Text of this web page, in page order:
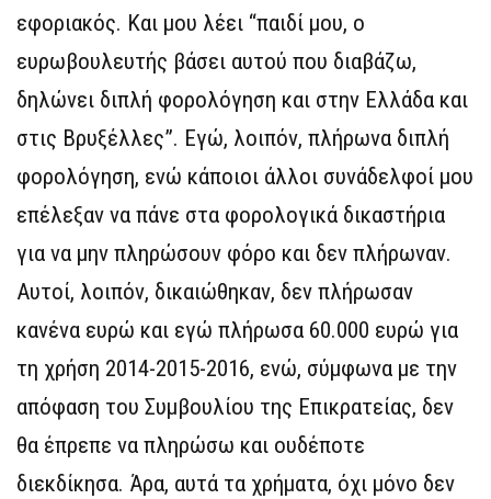
εφοριακός. Και μου λέει “παιδί μου, ο
ευρωβουλευτής βάσει αυτού που διαβάζω,
δηλώνει διπλή φορολόγηση και στην Ελλάδα και
στις Βρυξέλλες”. Εγώ, λοιπόν, πλήρωνα διπλή
φορολόγηση, ενώ κάποιοι άλλοι συνάδελφοί μου
επέλεξαν να πάνε στα φορολογικά δικαστήρια
για να μην πληρώσουν φόρο και δεν πλήρωναν.
Αυτοί, λοιπόν, δικαιώθηκαν, δεν πλήρωσαν
κανένα ευρώ και εγώ πλήρωσα 60.000 ευρώ για
τη χρήση 2014-2015-2016, ενώ, σύμφωνα με την
απόφαση του Συμβουλίου της Επικρατείας, δεν
θα έπρεπε να πληρώσω και ουδέποτε
διεκδίκησα. Άρα, αυτά τα χρήματα, όχι μόνο δεν